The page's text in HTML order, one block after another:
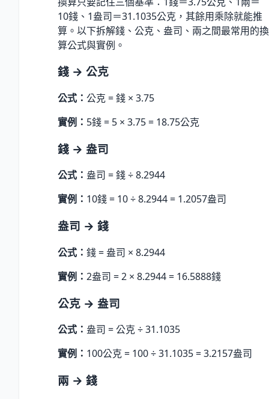
10錢、1盎司＝31.1035公克，其餘用乘除就能推
算。以下拆解錢、公克、盎司、兩之間最常用的換
算公式與實例。
錢 → 公克
公式： 公克 = 錢 × 3.75
實例： 5錢 = 5 × 3.75 = 18.75公克
錢 → 盎司
公式： 盎司 = 錢 ÷ 8.2944
實例： 10錢 = 10 ÷ 8.2944 = 1.2057盎司
盎司 → 錢
公式： 錢 = 盎司 × 8.2944
實例： 2盎司 = 2 × 8.2944 = 16.5888錢
公克 → 盎司
公式： 盎司 = 公克 ÷ 31.1035
實例： 100公克 = 100 ÷ 31.1035 = 3.2157盎司
兩 → 錢